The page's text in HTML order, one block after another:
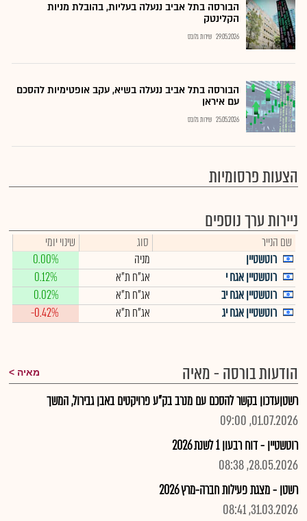
הבורסה בתל אביב ננעלה בעליות, בהובלת מניות
הקלינטק
29.05.2026 שירות גלובס
הבורסה בתל אביב ננעלה בשיא, עקב אופטימיות להסכם
עם איראן
25.05.2026 שירות גלובס
הצעות פרסומיות
ניירות ערך נוספים
שם הנייר סוג
שינוי יומי
רוטשטיין
מניה
0.00%
רוטשטיין אגח י
אג"ח ת"א
0.12%
רוטשטיין אגח יב
אג"ח ת"א
0.02%
רוטשטיין אגח יג
אג"ח ת"א -0.42%
הודעות בורסה - מאיה מאיה
רשטןעדכון בקשר להסכם עם מנרב בק"ע פרויקטים באבן גבירול, המשך
01.07.2026, 09:00
רוטשטיין - דוח רבעון 1 לשנת 2026
28.05.2026, 08:38
רשטן - מצגת פעילות חברה-מרץ 2026
31.03.2026, 08:41